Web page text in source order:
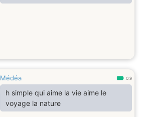
Médéa 0.9
h simple qui aime la vie aime le
voyage la nature